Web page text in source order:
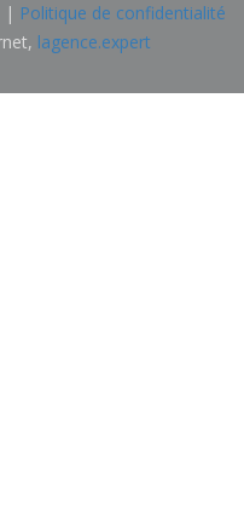
| Politique de confidentialité
lagence.expert